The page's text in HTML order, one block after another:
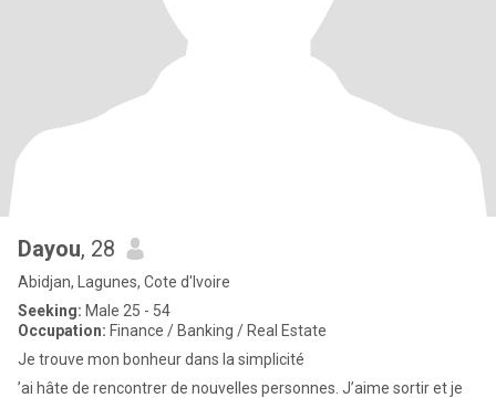
Dayou, 28
Abidjan, Lagunes, Cote d'Ivoire
Seeking: Male 25 - 54
Occupation: Finance / Banking / Real Estate
Je trouve mon bonheur dans la simplicité
’ai hâte de rencontrer de nouvelles personnes. J’aime sortir et je